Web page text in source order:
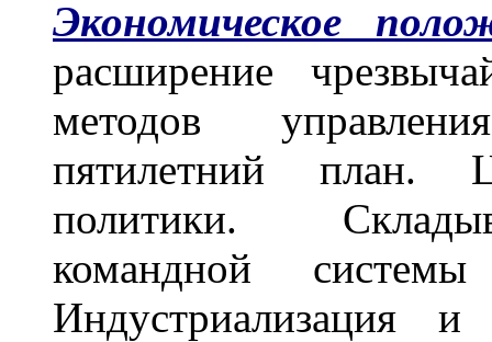
Экономическое
расширение
методов
пятилетний план.
политики.
командной
Индустриализация и